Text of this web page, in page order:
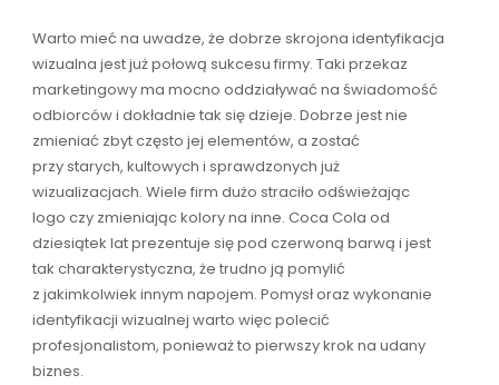
Warto mieć na uwadze, że dobrze skrojona identyfikacja
wizualna jest już połową sukcesu firmy. Taki przekaz
marketingowy ma mocno oddziaływać na świadomość
odbiorców i dokładnie tak się dzieje. Dobrze jest nie
zmieniać zbyt często jej elementów, a zostać
przy starych, kultowych i sprawdzonych już
wizualizacjach. Wiele firm dużo straciło odświeżając
logo czy zmieniając kolory na inne. Coca Cola od
dziesiątek lat prezentuje się pod czerwoną barwą i jest
tak charakterystyczna, że trudno ją pomylić
z jakimkolwiek innym napojem. Pomysł oraz wykonanie
identyfikacji wizualnej warto więc polecić
profesjonalistom, ponieważ to pierwszy krok na udany
biznes.